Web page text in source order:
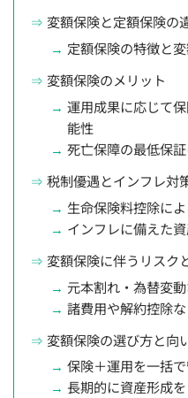
変額保険と定額保険の
定額保険の特徴と
変額保険のメリット
運用成果に応じて
能性
死亡保障の最低保
税制優遇とインフレ対
生命保険料控除に
インフレに備えた
変額保険に伴うリスク
元本割れ・為替変
諸費用や解約控除
変額保険の選び方と向
保険＋運用を一括
長期的に資産形成